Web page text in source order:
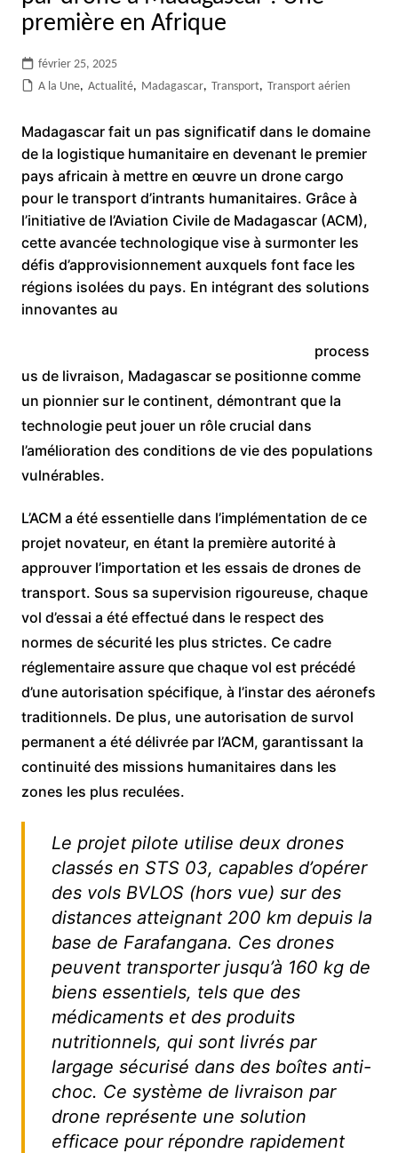
première en Afrique
février 25, 2025
A la Une, Actualité, Madagascar, Transport, Transport aérien
Madagascar fait un pas significatif dans le domaine
de la logistique humanitaire en devenant le premier
pays africain à mettre en œuvre un drone cargo
pour le transport d’intrants humanitaires. Grâce à
l’initiative de l’Aviation Civile de Madagascar (ACM),
cette avancée technologique vise à surmonter les
défis d’approvisionnement auxquels font face les
régions isolées du pays. En intégrant des solutions
innovantes au
process
us de livraison, Madagascar se positionne comme
un pionnier sur le continent, démontrant que la
technologie peut jouer un rôle crucial dans
l’amélioration des conditions de vie des populations
vulnérables.
L’ACM a été essentielle dans l’implémentation de ce
projet novateur, en étant la première autorité à
approuver l’importation et les essais de drones de
transport. Sous sa supervision rigoureuse, chaque
vol d’essai a été effectué dans le respect des
normes de sécurité les plus strictes. Ce cadre
réglementaire assure que chaque vol est précédé
d’une autorisation spécifique, à l’instar des aéronefs
traditionnels. De plus, une autorisation de survol
permanent a été délivrée par l’ACM, garantissant la
continuité des missions humanitaires dans les
zones les plus reculées.
Le projet pilote utilise deux drones
classés en STS 03, capables d’opérer
des vols BVLOS (hors vue) sur des
distances atteignant 200 km depuis la
base de Farafangana. Ces drones
peuvent transporter jusqu’à 160 kg de
biens essentiels, tels que des
médicaments et des produits
nutritionnels, qui sont livrés par
largage sécurisé dans des boîtes anti-
choc. Ce système de livraison par
drone représente une solution
efficace pour répondre rapidement